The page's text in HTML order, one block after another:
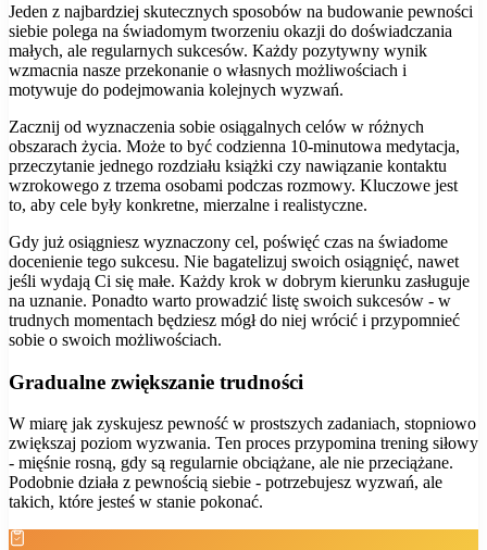
Jeden z najbardziej skutecznych sposobów na budowanie pewności
siebie polega na świadomym tworzeniu okazji do doświadczania
małych, ale regularnych sukcesów. Każdy pozytywny wynik
wzmacnia nasze przekonanie o własnych możliwościach i
motywuje do podejmowania kolejnych wyzwań.
Zacznij od wyznaczenia sobie osiągalnych celów w różnych
obszarach życia. Może to być codzienna 10-minutowa medytacja,
przeczytanie jednego rozdziału książki czy nawiązanie kontaktu
wzrokowego z trzema osobami podczas rozmowy. Kluczowe jest
to, aby cele były konkretne, mierzalne i realistyczne.
Gdy już osiągniesz wyznaczony cel, poświęć czas na świadome
docenienie tego sukcesu. Nie bagatelizuj swoich osiągnięć, nawet
jeśli wydają Ci się małe. Każdy krok w dobrym kierunku zasługuje
na uznanie. Ponadto warto prowadzić listę swoich sukcesów - w
trudnych momentach będziesz mógł do niej wrócić i przypomnieć
sobie o swoich możliwościach.
Gradualne zwiększanie trudności
W miarę jak zyskujesz pewność w prostszych zadaniach, stopniowo
zwiększaj poziom wyzwania. Ten proces przypomina trening siłowy
- mięśnie rosną, gdy są regularnie obciążane, ale nie przeciążane.
Podobnie działa z pewnością siebie - potrzebujesz wyzwań, ale
takich, które jesteś w stanie pokonać.